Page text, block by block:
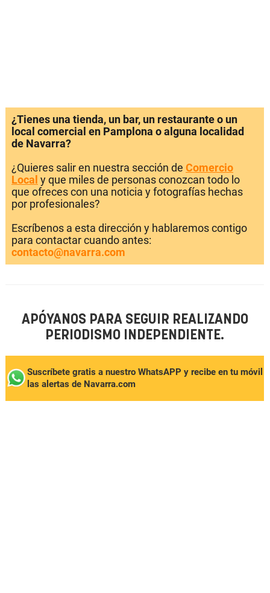
¿Tienes una tienda, un bar, un restaurante o un
local comercial en Pamplona o alguna localidad
de Navarra?
¿Quieres salir en nuestra sección de Comercio
Local y que miles de personas conozcan todo lo
que ofreces con una noticia y fotografías hechas
por profesionales?
Escríbenos a esta dirección y hablaremos contigo
para contactar cuando antes:
contacto@navarra.com
APÓYANOS PARA SEGUIR REALIZANDO
PERIODISMO INDEPENDIENTE.
Suscríbete gratis a nuestro WhatsAPP y recibe en tu móvil
las alertas de Navarra.com